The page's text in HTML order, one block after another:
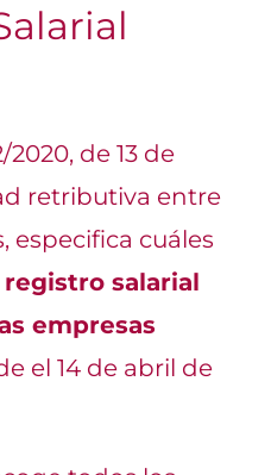
2020, de 13 de
retributiva entre
, especifica cuáles
registro salarial
empresas
el 14 de abril de